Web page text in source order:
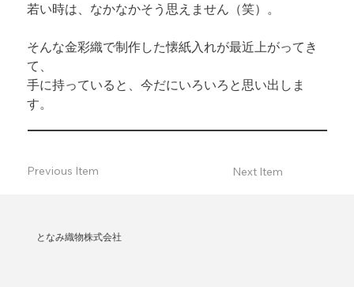
若い時は、なかなかそう思えません（笑）。
そんな金彩織で制作した懐紙入れが最近上がってき
て、
手に持っていると、今だにいろいろと思い出しま
す。
Next Item
Previous Item
となみ織物株式会社